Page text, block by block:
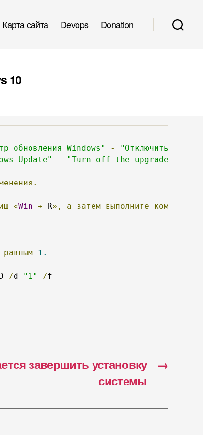
Карта сайта Devops
Donation
10
обновления Windows" -
"Отключить
Update" - "Turn off the upgrade to the
«Win + R», а затем выполните
команду:
равным
1.
/d "1" /f
→
завершить установку
системы